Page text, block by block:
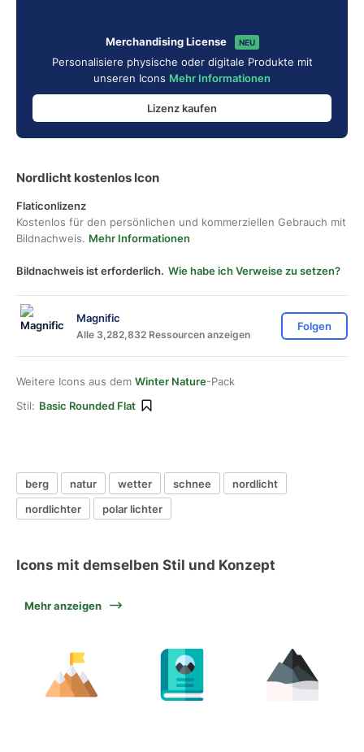
Merchandising License NEU
Personalisiere physische oder digitale Produkte mit
unseren Icons Mehr Informationen
Lizenz kaufen
Nordlicht kostenlos Icon
Flaticonlizenz
Kostenlos für den persönlichen und kommerziellen Gebrauch mit
Bildnachweis. Mehr Informationen
Bildnachweis ist erforderlich. Wie habe ich Verweise zu setzen?
Magnific
Alle 3,282,832 Ressourcen anzeigen
Folgen
Weitere Icons aus dem Winter Nature-Pack
Stil: Basic Rounded Flat
berg natur wetter schnee
nordlicht
nordlichter
polar lichter
Icons mit demselben Stil und Konzept
Mehr anzeigen